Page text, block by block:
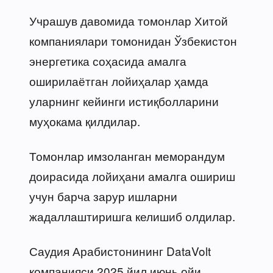
Учрашув давомида томонлар Хитой
компаниялари томонидан Ўзбекистон
энергетика соҳасида амалга
оширилаётган лойиҳалар ҳамда
уларнинг кейинги истиқболларини
муҳокама қилдилар.
Томонлар имзоланган меморандум
доирасида лойиҳани амалга ошириш
учун барча зарур ишларни
жадаллаштиришга келишиб олдилар.
Саудия Арабистонининг DataVolt